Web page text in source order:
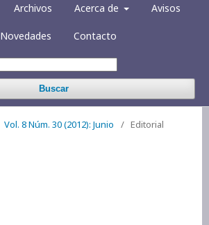
Archivos Acerca de Avisos
Novedades Contacto
Buscar
Vol. 8 Núm. 30 (2012): Junio / Editorial